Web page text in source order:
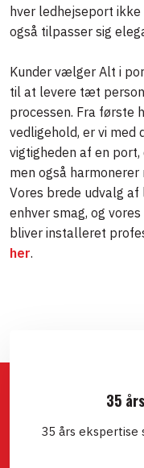
hver ledhejseport
også tilpasser sig
Kunder vælger Alt i
til at levere tæt
processen. Fra første
vedligehold, er vi med
vigtigheden af en
men også harmonerer
Vores brede udvalg
enhver smag, og
bliver installeret
her.
35
35 års ekspertise